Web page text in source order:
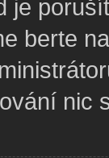
je
berte
nic